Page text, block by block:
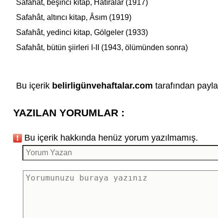
Safahât, beşinci kitap, Hâtıralar (1917)
Safahât, altıncı kitap, Âsım (1919)
Safahât, yedinci kitap, Gölgeler (1933)
Safahât, bütün şiirleri I-II (1943, ölümünden sonra)
Bu içerik belirligünvehaftalar.com tarafından
YAZILAN YORUMLAR :
Bu içerik hakkında henüz yorum yazılmamış.